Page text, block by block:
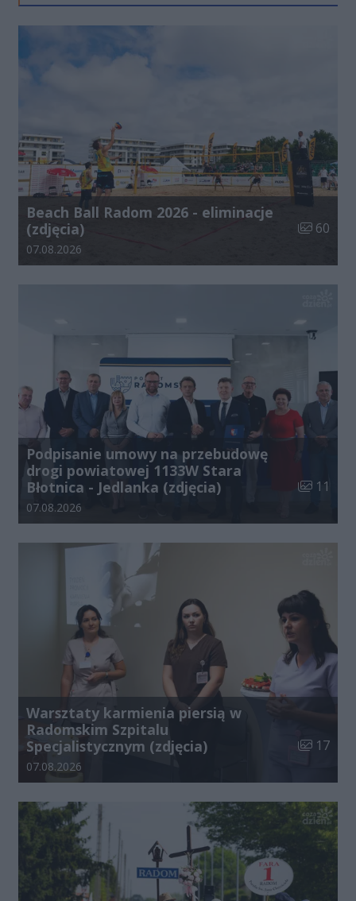
Beach Ball Radom 2026 - eliminacje
(zdjęcia)
Liczba
60
Data dodania galerii:
07.08.2026
Podpisanie umowy na przebudowę
drogi powiatowej 1133W Stara
Błotnica - Jedlanka (zdjęcia)
Liczba
11
Data dodania galerii:
07.08.2026
Warsztaty karmienia piersią w
Radomskim Szpitalu
Specjalistycznym (zdjęcia)
Liczba
17
Data dodania galerii:
07.08.2026